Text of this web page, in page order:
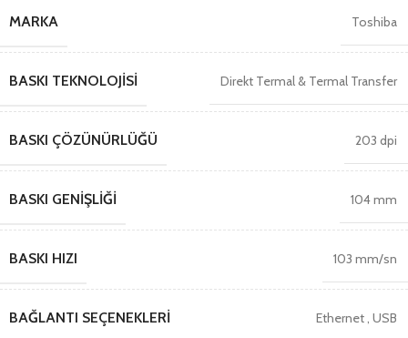
MARKA Toshiba
BASKI TEKNOLOJISI Direkt Termal & Termal Transfer
BASKI ÇÖZÜNÜRLÜĞÜ 203 dpi
BASKI GENIŞLIĞI 104 mm
BASKI HIZI 103 mm/sn
BAĞLANTI SEÇENEKLERI Ethernet, USB